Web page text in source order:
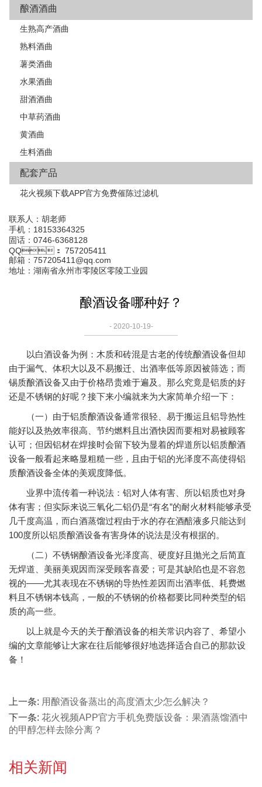
酿酒酒曲
生熟高产酒曲
熟料酒曲
薯类酒曲
水果酒曲
甜酒酒曲
中草药酒曲
黄酒曲
生料酒曲
配套产品
花火视频下载APP官方免费催陈过滤机
联系人：胡老师
手机：18153364325
固话：0746-6368128
QQ： 757205411
邮箱：757205411@qq.com
地址：湖南省永州市零陵区零陵工业园
酿酒设备哪种好？
- 2020-10-19-
以白酒设备为例：木质和砖混是古老的传统酿酒设备但却
由于漏气、体积大以及不易搬迁、出酒率低等原因被筛选；而
锡质酿酒设备又由于价格昂贵难于遍及。那么究竟是铝质的好
还是不锈钢的好呢？接下来小编就来为大家简单介绍一下：
（一）由于铝质酿酒设备通常很轻、易于搬运且铝导热性
能好以及热效率很高、节约燃料且出酒快因而要相对易被顾客
认可；但因铝材在焊接时会留下较为显着的焊道所以铝质酿酒
设备一般看起来略显粗糙一些，且由于铝的光泽度不高使得铝
质酿酒设备全体的美观度降低。
业界中流传着一种说法：铝对人体有害、所以铝质也对身
体有害；但实际来说三氧化二铝仍是“有名”的耐火材料能够承受
几千度高温，而白酒蒸馏过程由于水的存在酒醅液多只能达到
100度所以铝质酿酒设备有害身体的说法是没有根据的。
（二）不锈钢酿酒设备光泽度高、硬度好且抛光之后简直
无焊道、美丽美观因而深受顾客喜爱；可是其缺陷也是不容忽
视的——尤其表现在不锈钢的导热性差因而出酒率低、耗费燃
料且不锈钢本钱高，一般的不锈钢的价格都要比同种类型的铝
质的高一些。
以上就是今天的关于酿酒设备的相关常识内容了、希望小
编的文章能够让大家在往后能够很好地选择适合自己的那款设
备！
上一条: 用酿酒设备蒸出的高度酒太少怎么解决？
下一条: 花火视频APP官方手机免费版设备：果酒蒸馏酒中
的甲醇怎样去除分离？
相关新闻